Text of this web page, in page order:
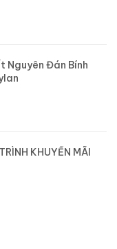
Nguyên Đán Bính
KHUYẾN MÃI